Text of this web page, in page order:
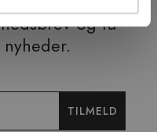
og få
TILMELD